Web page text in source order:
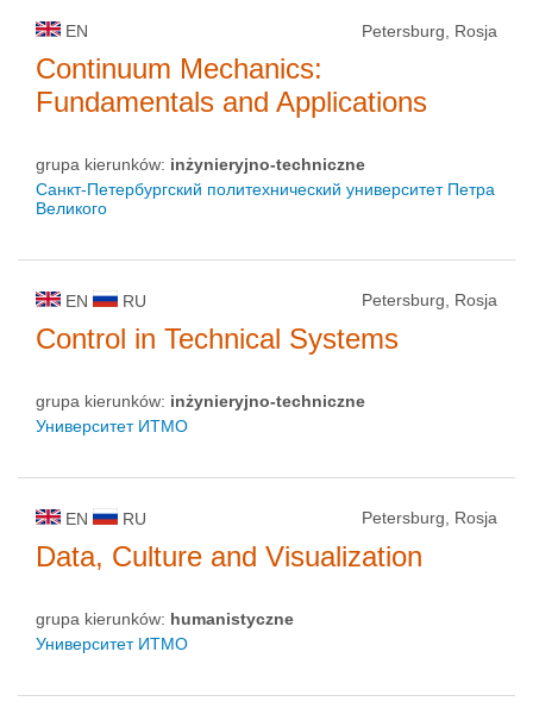
EN Petersburg, Rosja
Continuum Mechanics:
Fundamentals and Applications
grupa kierunków: inżynieryjno-techniczne
Санкт-Петербургский политехнический университет Петра
Великого
EN RU Petersburg, Rosja
Control in Technical Systems
grupa kierunków: inżynieryjno-techniczne
Университет ИТМО
EN RU Petersburg, Rosja
Data, Culture and Visualization
grupa kierunków: humanistyczne
Университет ИТМО